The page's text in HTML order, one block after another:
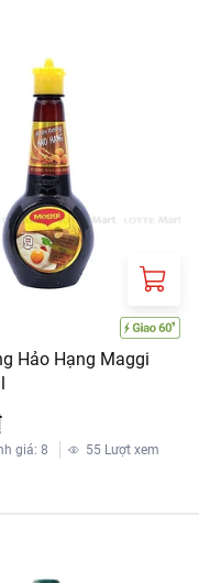
Hảo Hạng Maggi
giá: 8 55 Lượt xem